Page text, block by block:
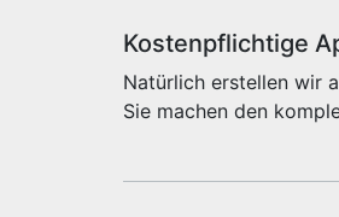
Kostenpflichtige
Natürlich erstellen wir
Sie machen den